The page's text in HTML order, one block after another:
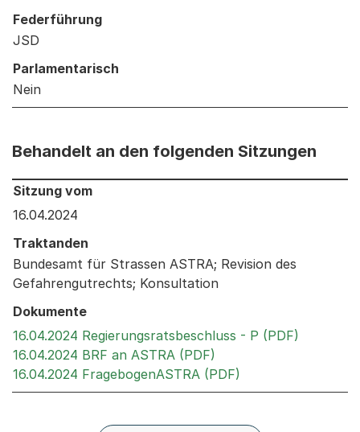
Federführung
JSD
Parlamentarisch
Nein
Behandelt an den folgenden Sitzungen
Behandelt an den folgenden Sitzungen: Informationen
Sitzung vom
16.04.2024
Traktanden
Bundesamt für Strassen ASTRA; Revision des
Gefahrengutrechts; Konsultation
Dokumente
16.04.2024 Regierungsratsbeschluss - P (PDF)
16.04.2024 BRF an ASTRA (PDF)
16.04.2024 FragebogenASTRA (PDF)